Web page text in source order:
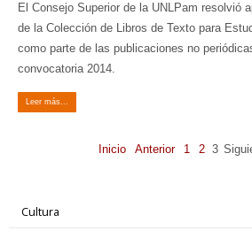
El Consejo Superior de la UNLPam resolvió
de la Colección de Libros de Texto para
como parte de las publicaciones no
convocatoria 2014.
Leer más...
Inicio Anterior 1 2 3
Cultura